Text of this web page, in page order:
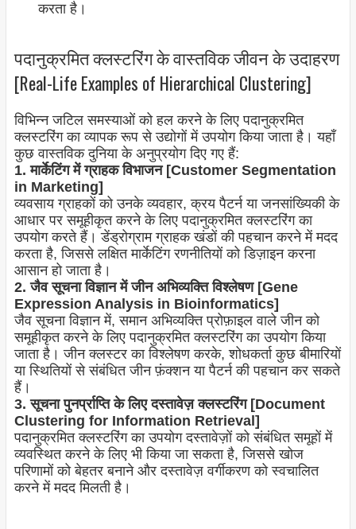
करता है।
पदानुक्रमित क्लस्टरिंग के वास्तविक जीवन के उदाहरण
[Real-Life Examples of Hierarchical Clustering]
विभिन्न जटिल समस्याओं को हल करने के लिए पदानुक्रमित
क्लस्टरिंग का व्यापक रूप से उद्योगों में उपयोग किया जाता है। यहाँ
कुछ वास्तविक दुनिया के अनुप्रयोग दिए गए हैं:
1. मार्केटिंग में ग्राहक विभाजन [Customer Segmentation
in Marketing]
व्यवसाय ग्राहकों को उनके व्यवहार, क्रय पैटर्न या जनसांख्यिकी के
आधार पर समूहीकृत करने के लिए पदानुक्रमित क्लस्टरिंग का
उपयोग करते हैं। डेंड्रोग्राम ग्राहक खंडों की पहचान करने में मदद
करता है, जिससे लक्षित मार्केटिंग रणनीतियों को डिज़ाइन करना
आसान हो जाता है।
2. जैव सूचना विज्ञान में जीन अभिव्यक्ति विश्लेषण [Gene
Expression Analysis in Bioinformatics]
जैव सूचना विज्ञान में, समान अभिव्यक्ति प्रोफ़ाइल वाले जीन को
समूहीकृत करने के लिए पदानुक्रमित क्लस्टरिंग का उपयोग किया
जाता है। जीन क्लस्टर का विश्लेषण करके, शोधकर्ता कुछ बीमारियों
या स्थितियों से संबंधित जीन फ़ंक्शन या पैटर्न की पहचान कर सकते
हैं।
3. सूचना पुनर्प्राप्ति के लिए दस्तावेज़ क्लस्टरिंग [Document
Clustering for Information Retrieval]
पदानुक्रमित क्लस्टरिंग का उपयोग दस्तावेज़ों को संबंधित समूहों में
व्यवस्थित करने के लिए भी किया जा सकता है, जिससे खोज
परिणामों को बेहतर बनाने और दस्तावेज़ वर्गीकरण को स्वचालित
करने में मदद मिलती है।